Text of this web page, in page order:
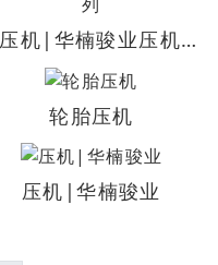
热压机|华楠骏业压机系列
轮胎压机
压机|华楠骏业